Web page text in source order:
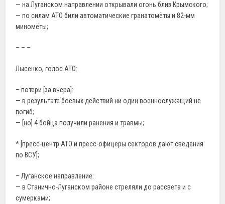
— на Луганском направлении открывали огонь близ Крымского;
— по силам АТО били автоматические гранатомёты и 82-мм
миномёты;
– – –
Лысенко, голос АТО:
– потери [за вчера]:
— в результате боевых действий ни один военнослужащий не
погиб;
— [но] 4 бойца получили ранения и травмы;
* [пресс-центр АТО и пресс-офицеры секторов дают сведения
по ВСУ];
– Луганское направление:
— в Станично-Луганском районе стреляли до рассвета и с
сумерками;